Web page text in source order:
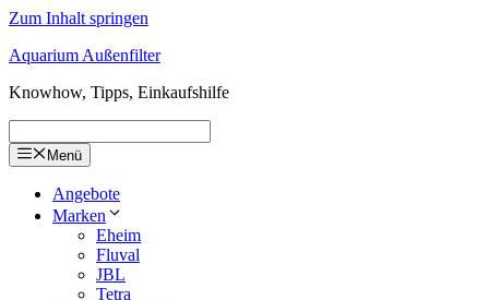
Zum Inhalt springen
Aquarium Außenfilter
Knowhow, Tipps, Einkaufshilfe
Menü
Angebote
Marken
Eheim
Fluval
JBL
Tetra